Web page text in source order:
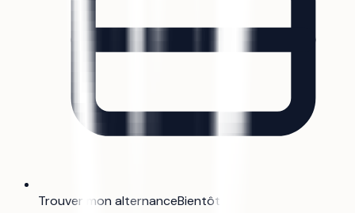
Trouver mon alternanceBientôt